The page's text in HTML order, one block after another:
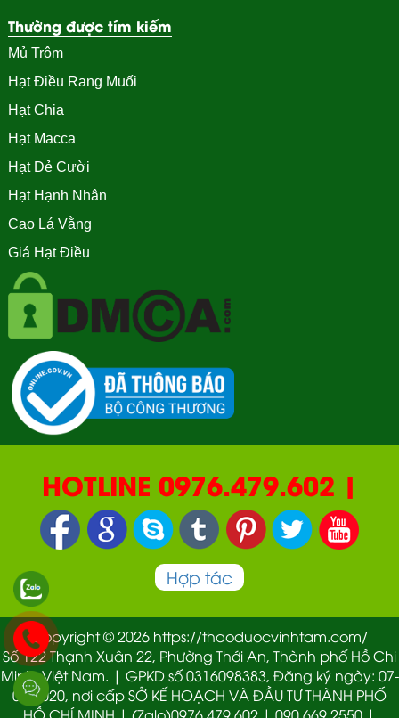
Thường được tím kiếm
Mủ Trôm
Hạt Điều Rang Muối
Hạt Chia
Hạt Macca
Hạt Dẻ Cười
Hạt Hạnh Nhân
Cao Lá Vằng
Giá Hạt Điều
HOTLINE 0976.479.602 |
090.669.2550 | 0987.877.193
Hợp tác
Copyright © 2026 https://thaoduocvinhtam.com/
Số 122 Thạnh Xuân 22, Phường Thới An, Thành phố Hồ Chi
Minh, Việt Nam. | GPKD số 0316098383, Đăng ký ngày: 07-
01-2020, nơi cấp SỞ KẾ HOẠCH VÀ ĐẦU TƯ THÀNH PHỐ